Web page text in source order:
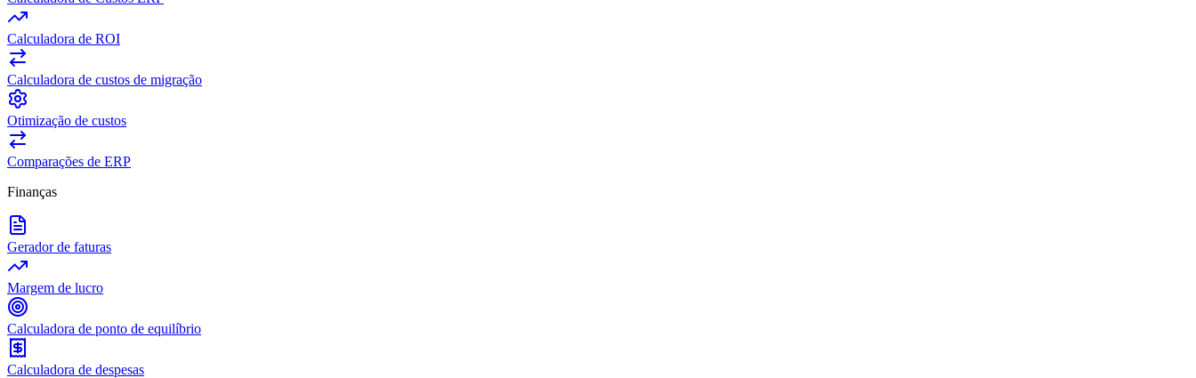
Calculadora de ROI
Calculadora de custos de migração
Otimização de custos
Comparações de ERP
Finanças
Gerador de faturas
Margem de lucro
Calculadora de ponto de equilíbrio
Calculadora de despesas